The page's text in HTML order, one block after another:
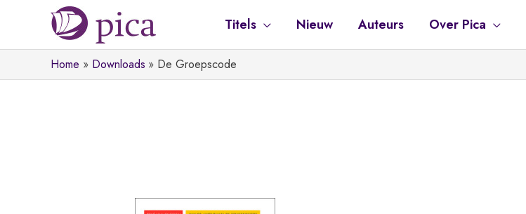
de
Titels Nieuw Auteurs Over Pica
Home Downloads De Groepscode